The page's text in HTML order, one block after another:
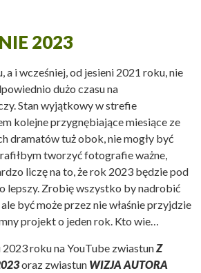
2023
a iwcześniej,od jesieni 2021 roku, nie
dużo czasu na
Stan wyjątkowy w strefie
kolejne przygnębiające miesiące ze
dramatów tuż obok, nie mogły być
tworzyć fotografie ważne,
liczę na to, że rok 2023 będzie pod
lepszy. Zrobię wszystko by nadrobić
być może przez nie właśnie przyjdzie
projekt o jeden rok. Kto wie…
roku na YouTube zwiastunZ
oraz zwiastun WIZJA AUTORA